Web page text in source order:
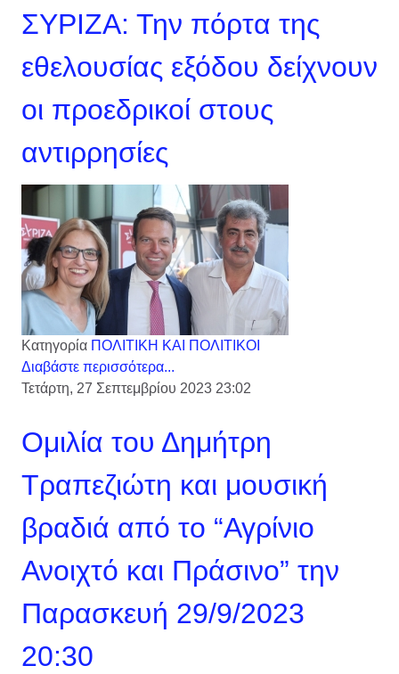
ΣΥΡΙΖΑ: Την πόρτα της
εθελουσίας εξόδου δείχνουν
οι προεδρικοί στους
αντιρρησίες
Κατηγορία ΠΟΛΙΤΙΚΗ ΚΑΙ ΠΟΛΙΤΙΚΟΙ
Διαβάστε περισσότερα...
Τετάρτη, 27 Σεπτεμβρίου 2023 23:02
Ομιλία του Δημήτρη
Τραπεζιώτη και μουσική
βραδιά από το “Αγρίνιο
Ανοιχτό και Πράσινο” την
Παρασκευή 29/9/2023
20:30